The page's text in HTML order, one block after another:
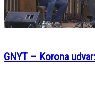
GNYT – Korona